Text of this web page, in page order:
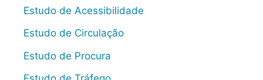
Estudo de Acessibilidade
Estudo de Circulação
Estudo de Procura